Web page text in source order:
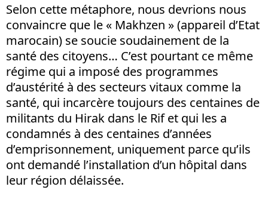
Selon cette métaphore, nous devrions nous
convaincre que le « Makhzen » (appareil d’Etat
marocain) se soucie soudainement de la
santé des citoyens… C’est pourtant ce même
régime qui a imposé des programmes
d’austérité à des secteurs vitaux comme la
santé, qui incarcère toujours des centaines de
militants du Hirak dans le Rif et qui les a
condamnés à des centaines d’années
d’emprisonnement, uniquement parce qu’ils
ont demandé l’installation d’un hôpital dans
leur région délaissée.